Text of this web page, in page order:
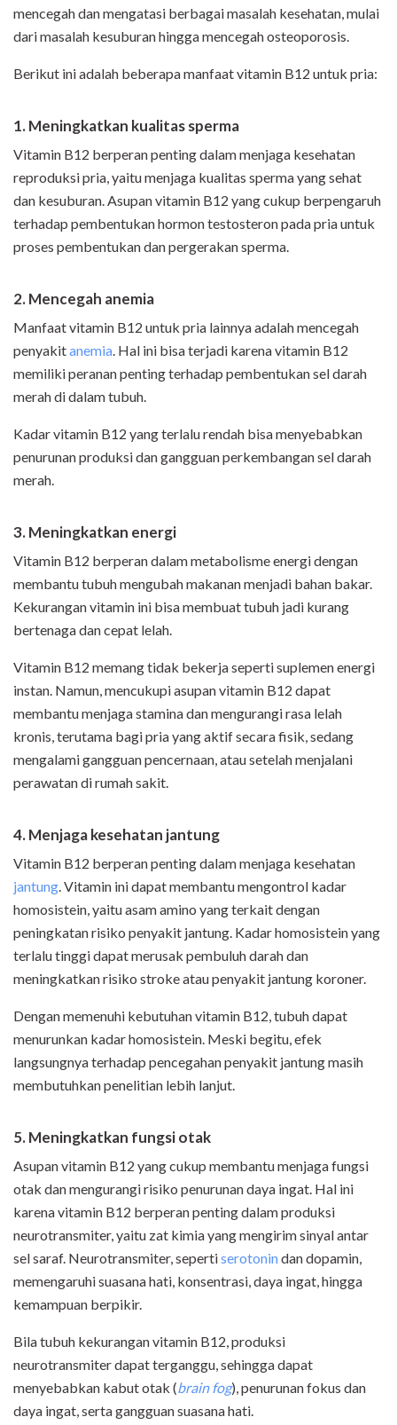
mencegah dan mengatasi berbagai masalah kesehatan, mulai
dari masalah kesuburan hingga mencegah osteoporosis.
Berikut ini adalah beberapa manfaat vitamin B12 untuk pria:
1. Meningkatkan kualitas sperma
Vitamin B12 berperan penting dalam menjaga kesehatan
reproduksi pria, yaitu menjaga kualitas sperma yang sehat
dan kesuburan. Asupan vitamin B12 yang cukup berpengaruh
terhadap pembentukan hormon testosteron pada pria untuk
proses pembentukan dan pergerakan sperma.
2. Mencegah anemia
Manfaat vitamin B12 untuk pria lainnya adalah mencegah
penyakitanemia. Hal ini bisa terjadi karena vitamin B12
memiliki peranan penting terhadap pembentukan sel darah
merah di dalam tubuh.
Kadar vitamin B12 yang terlalu rendah bisa menyebabkan
penurunan produksi dan gangguan perkembangan sel darah
merah.
3. Meningkatkan energi
Vitamin B12 berperan dalam metabolisme energi dengan
membantu tubuh mengubah makanan menjadi bahan bakar.
Kekurangan vitamin ini bisa membuat tubuh jadi kurang
bertenaga dan cepat lelah.
Vitamin B12 memang tidak bekerja seperti suplemen energi
instan. Namun, mencukupi asupan vitamin B12 dapat
membantu menjaga stamina dan mengurangi rasa lelah
kronis, terutama bagi pria yang aktif secara fisik, sedang
mengalami gangguan pencernaan, atau setelah menjalani
perawatan di rumah sakit.
4. Menjaga kesehatan jantung
Vitamin B12 berperan penting dalam menjaga kesehatan
jantung. Vitamin ini dapat membantu mengontrol kadar
homosistein, yaitu asam amino yang terkait dengan
peningkatan risiko penyakit jantung. Kadar homosistein yang
terlalu tinggi dapat merusak pembuluh darah dan
meningkatkan risiko stroke atau penyakit jantung koroner.
Dengan memenuhi kebutuhan vitamin B12, tubuh dapat
menurunkan kadar homosistein. Meski begitu, efek
langsungnya terhadap pencegahan penyakit jantung masih
membutuhkan penelitian lebih lanjut.
5. Meningkatkan fungsi otak
Asupan vitamin B12 yang cukup membantu menjaga fungsi
otak dan mengurangi risiko penurunan daya ingat. Hal ini
karena vitamin B12 berperan penting dalam produksi
neurotransmiter, yaitu zat kimia yang mengirim sinyal antar
sel saraf. Neurotransmiter, sepertiserotonindan dopamin,
memengaruhi suasana hati, konsentrasi, daya ingat, hingga
kemampuan berpikir.
Bila tubuh kekurangan vitamin B12, produksi
neurotransmiter dapat terganggu, sehingga dapat
menyebabkan kabut otak (brain fog), penurunan fokus dan
daya ingat, serta gangguan suasana hati.